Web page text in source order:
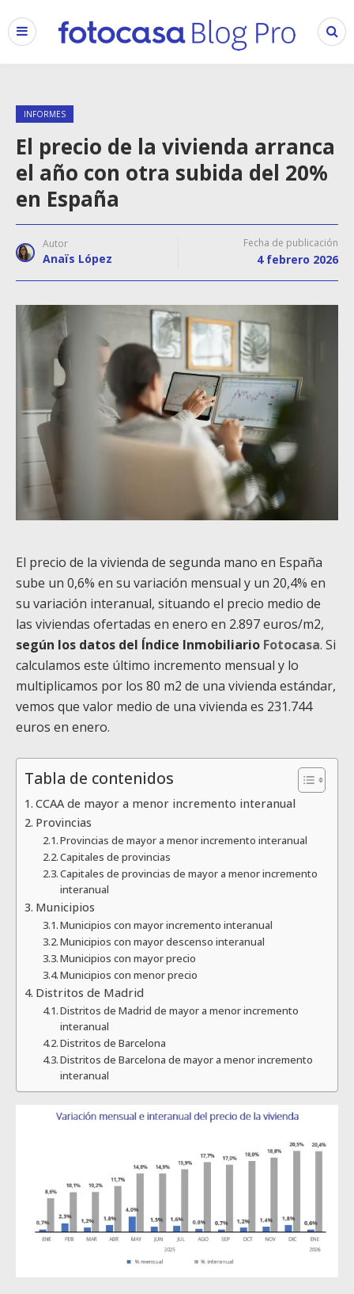
INFORMES
El precio de la vivienda arranca
el año con otra subida del 20%
en España
Autor
Anaïs López
Fecha de publicación
4 febrero 2026
El precio de la vivienda de segunda mano en España
sube un 0,6% en su variación mensual y un 20,4% en
su variación interanual, situando el precio medio de
las viviendas ofertadas en enero en 2.897 euros/m2,
según los datos del Índice Inmobiliario Fotocasa. Si
calculamos este último incremento mensual y lo
multiplicamos por los 80 m2 de una vivienda estándar,
vemos que valor medio de una vivienda es 231.744
euros en enero.
Tabla de contenidos
CCAA de mayor a menor incremento interanual
Provincias
Provincias de mayor a menor incremento interanual
Capitales de provincias
Capitales de provincias de mayor a menor incremento
interanual
Municipios
Municipios con mayor incremento interanual
Municipios con mayor descenso interanual
Municipios con mayor precio
Municipios con menor precio
Distritos de Madrid
Distritos de Madrid de mayor a menor incremento
interanual
Distritos de Barcelona
Distritos de Barcelona de mayor a menor incremento
interanual